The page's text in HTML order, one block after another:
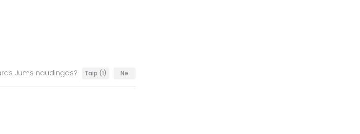
Jums naudingas? Taip (1) Ne